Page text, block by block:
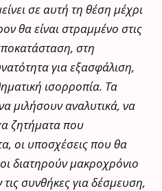
σε αυτή τη θέση μέχρι
θα είναι στραμμένο στις
στη
για εξασφάλιση,
ισορροπία. Τα
μιλήσουν αναλυτικά, να
ζητήματα που
οι υποσχέσεις που θα
διατηρούν μακροχρόνιο
συνθήκες για δέσμευση,